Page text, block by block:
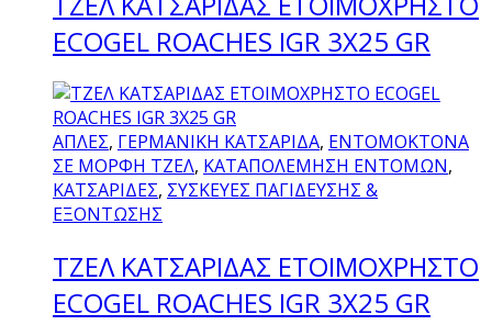
ECOGEL ROACHES IGR 3X25 GR
ΑΠΛΕΣ, ΓΕΡΜΑΝΙΚΗ ΚΑΤΣΑΡΙΔΑ, ΕΝΤΟΜΟΚΤΟΝΑ
ΣΕ ΜΟΡΦΗ ΤΖΕΛ, ΚΑΤΑΠΟΛΕΜΗΣΗ ΕΝΤΟΜΩΝ,
ΚΑΤΣΑΡΙΔΕΣ, ΣΥΣΚΕΥΕΣ ΠΑΓΙΔΕΥΣΗΣ &
ΕΞΟΝΤΩΣΗΣ
ΤΖΕΛ ΚΑΤΣΑΡΙΔΑΣ ΕΤΟΙΜΟΧΡΗΣΤΟ
ECOGEL ROACHES IGR 3X25 GR